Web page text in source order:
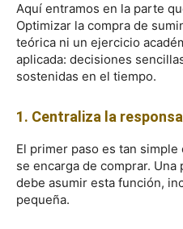
Aquí entramos en la parte
Optimizar la compra de
teórica ni un ejercicio
aplicada: decisiones
sostenidas en el tiempo.
1. Centraliza la
El primer paso es tan
se encarga de comprar.
debe asumir esta función,
pequeña.